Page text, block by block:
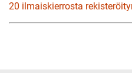
20 ilmaiskierrosta